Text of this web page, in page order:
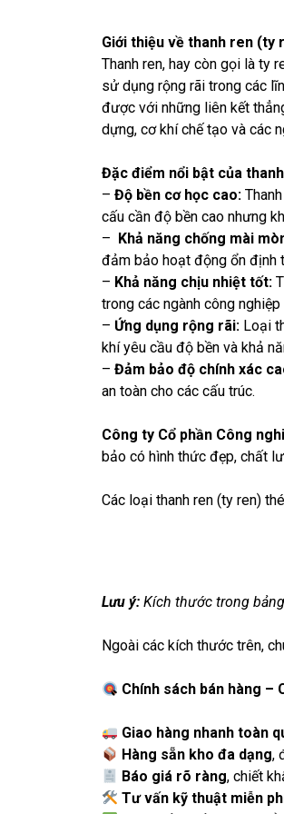
Giới thiệu về thanh ren (ty
Thanh ren, hay còn gọi là ty
sử dụng rộng rãi trong các
được với những liên kết
dựng, cơ khí chế tạo và các
Đặc điểm nổi bật của
– Độ bền cơ học cao:
cấu cần độ bền cao nhưng
– Khả năng chống mài
đảm bảo hoạt động ổn định
– Khả năng chịu nhiệt tốt:
trong các ngành công nghiệp
– Ứng dụng rộng rãi: Loại
khí yêu cầu độ bền và khả
– Đảm bảo độ chính xác
an toàn cho các cấu trúc.
Công ty Cổ phần Công
bảo có hình thức đẹp, chất
Các loại thanh ren (ty ren)
Lưu ý: Kích thước trong
Ngoài các kích thước trên,
Chính sách bán hàng –
Giao hàng nhanh toàn
Hàng sẵn kho đa dạng,
Báo giá rõ ràng, chiết
Tư vấn kỹ thuật miễn